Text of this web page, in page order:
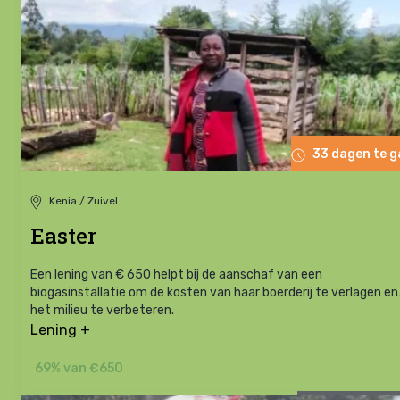
33 dagen te
Kenia / Zuivel
Easter
Een lening van € 650 helpt bij de aanschaf van een
biogasinstallatie om de kosten van haar boerderij te verlagen en
het milieu te verbeteren.
Lening +
69% van €650